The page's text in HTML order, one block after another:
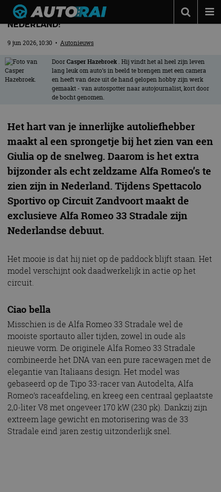
Autotests
Automerken
Contact
MotorRAI.nl
MAMMA MIA: ALFA ROMEO 33 STRADALE EVEN IN
NEDERLAND!
9 jun 2026, 10:30 • Autonieuws
DoorCasper Hazebroek . Hij vindt het al heel zijn leven
lang leuk om auto’s in beeld te brengen met een camera
en heeft van deze uit de hand gelopen hobby zijn werk
gemaakt - van autospotter naar autojournalist, kort door
de bocht genomen.
Het hart van je innerlijke autoliefhebber
maakt al een sprongetje bij het zien van een
Giulia op de snelweg. Daarom is het extra
bijzonder als echt zeldzame Alfa Romeo’s te
zien zijn in Nederland. Tijdens Spettacolo
Sportivo op Circuit Zandvoort maakt de
exclusieve Alfa Romeo 33 Stradale zijn
Nederlandse debuut.
Het mooie is dat hij niet op de paddock blijft staan. Het
model verschijnt ook daadwerkelijk in actie op het
circuit.
Ciao bella
Misschien is de Alfa Romeo 33 Stradale wel de
mooiste sportauto aller tijden, zowel in oude als
nieuwe vorm. De originele Alfa Romeo 33 Stradale
combineerde het DNA van een pure racewagen met de
elegantie van Italiaans design. Het model was
gebaseerd op de Tipo 33‑racer van Autodelta, Alfa
Romeo’s raceafdeling, en kreeg een centraal geplaatste
2,0‑liter V8 met ongeveer 170 kW (230 pk). Dankzij zijn
extreem lage gewicht en motorisering was de 33
Stradale eind jaren zestig uitzonderlijk snel.